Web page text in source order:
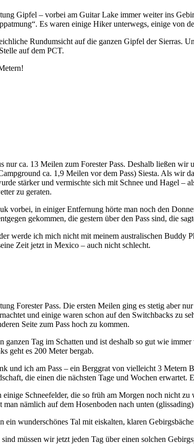
Gipfel – vorbei am Guitar Lake immer weiter ins
Es waren einige Hiker unterwegs, einige von
Rundumsicht auf die ganzen Gipfel der Sierras.
auf dem PCT.
nur ca. 13 Meilen zum Forester Pass. Deshalb ließen
ca. 1,9 Meilen vor dem Pass) Siesta. Als wir
stärker und vermischte sich mit Schnee und Hagel
zu geraten.
vorbei, in einiger Entfernung hörte man noch den
gekommen, die gestern über den Pass sind, die
werde ich mich nicht mit meinem australischen Buddy
Zeit jetzt in Mexico – auch nicht schlecht.
Forester Pass. Die ersten Meilen ging es stetig aber
und einige waren schon auf den Switchbacks zu
Seite zum Pass hoch zu kommen.
ganzen Tag im Schatten und ist deshalb so gut wie
geht es 200 Meter bergab.
und ich am Pass – ein Berggrat von vielleicht 3 Metern
die einen die nächsten Tage und Wochen erwartet.
Schneefelder, die so früh am Morgen noch nicht
man nämlich auf dem Hosenboden nach unten
ein wunderschönes Tal mit eiskalten, klaren
müssen wir jetzt jeden Tag über einen solchen